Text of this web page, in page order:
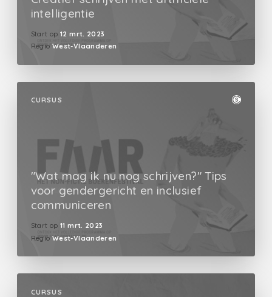
intelligentie
Start op 12 mrt. 2023
Regio West-Vlaanderen
CURSUS
"Wat mag ik nu nog schrijven?" Tips
voor gendergericht en inclusief
communiceren
Start op 11 mrt. 2023
Regio West-Vlaanderen
CURSUS